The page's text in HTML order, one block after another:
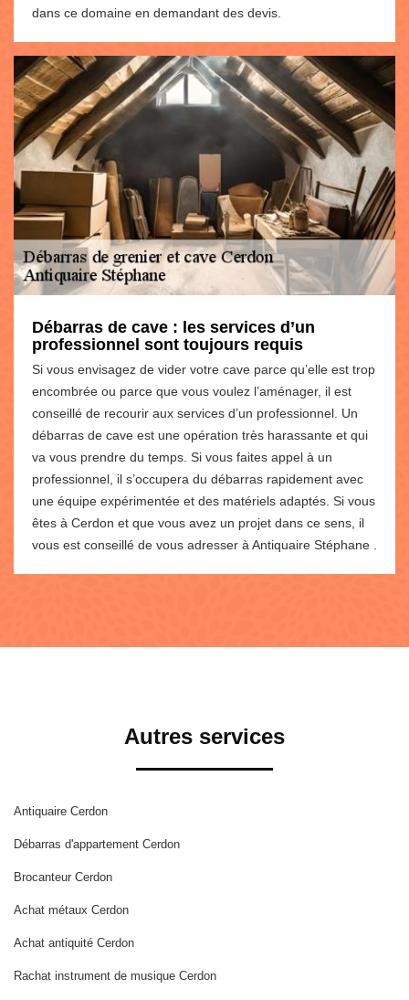
dans ce domaine en demandant des devis.
Débarras de cave : les services d’un
professionnel sont toujours requis
Si vous envisagez de vider votre cave parce qu’elle est trop
encombrée ou parce que vous voulez l’aménager, il est
conseillé de recourir aux services d’un professionnel. Un
débarras de cave est une opération très harassante et qui
va vous prendre du temps. Si vous faites appel à un
professionnel, il s’occupera du débarras rapidement avec
une équipe expérimentée et des matériels adaptés. Si vous
êtes à Cerdon et que vous avez un projet dans ce sens, il
vous est conseillé de vous adresser à Antiquaire Stéphane .
Autres services
Antiquaire Cerdon
Débarras d'appartement Cerdon
Brocanteur Cerdon
Achat métaux Cerdon
Achat antiquité Cerdon
Rachat instrument de musique Cerdon